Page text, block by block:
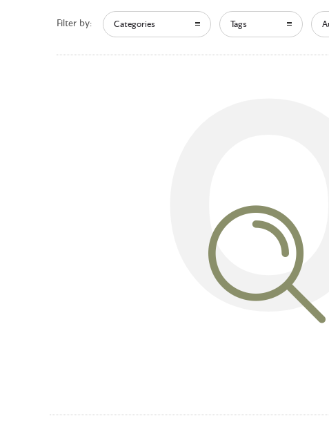
Filter by: Categories Tags